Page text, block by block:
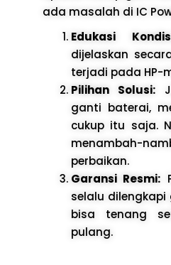
ada masalah di IC
Edukasi
dijelaskan
terjadi pada HP-
Pilihan Solusi:
ganti baterai,
cukup itu saja.
menambah-
perbaikan.
Garansi Resmi:
selalu
bisa tenang
pulang.